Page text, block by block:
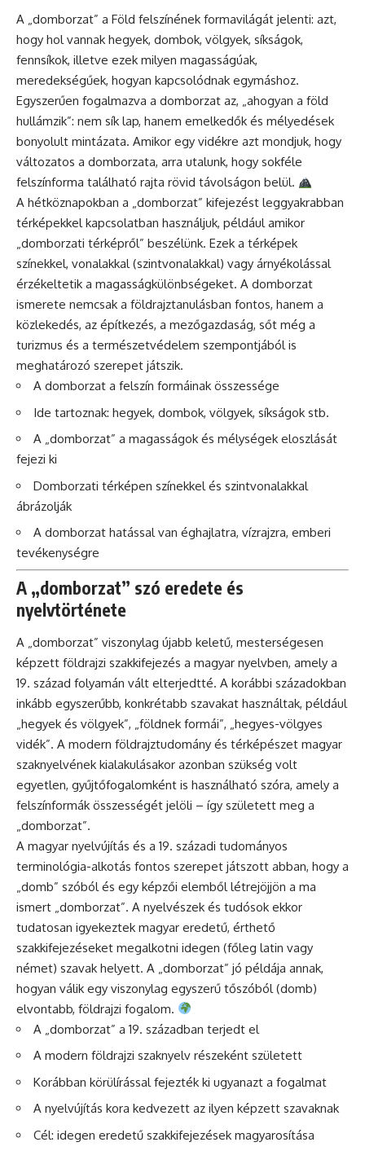
A „domborzat” a Föld felszínének formavilágát jelenti: azt,
hogy hol vannak hegyek, dombok, völgyek, síkságok,
fennsíkok, illetve ezek milyen magasságúak,
meredekségűek, hogyan kapcsolódnak egymáshoz.
Egyszerűen fogalmazva a domborzat az, „ahogyan a föld
hullámzik”: nem sík lap, hanem emelkedők és mélyedések
bonyolult mintázata. Amikor egy vidékre azt mondjuk, hogy
változatos a domborzata, arra utalunk, hogy sokféle
felszínforma található rajta rövid távolságon belül.
A hétköznapokban a „domborzat” kifejezést leggyakrabban
térképekkel kapcsolatban használjuk, például amikor
„domborzati térképről” beszélünk. Ezek a térképek
színekkel, vonalakkal (szintvonalakkal) vagy árnyékolással
érzékeltetik a magasságkülönbségeket. A domborzat
ismerete nemcsak a földrajztanulásban fontos, hanem a
közlekedés, az építkezés, a mezőgazdaság, sőt még a
turizmus és a természetvédelem szempontjából is
meghatározó szerepet játszik.
A domborzat a felszín formáinak összessége
Ide tartoznak: hegyek, dombok, völgyek, síkságok stb.
A „domborzat” a magasságok és mélységek eloszlását
fejezi ki
Domborzati térképen színekkel és szintvonalakkal
ábrázolják
A domborzat hatással van éghajlatra, vízrajzra, emberi
tevékenységre
A „domborzat” szó eredete és
nyelvtörténete
A „domborzat” viszonylag újabb keletű, mesterségesen
képzett földrajzi szakkifejezés a magyar nyelvben, amely a
19. század folyamán vált elterjedtté. A korábbi századokban
inkább egyszerűbb, konkrétabb szavakat használtak, például
„hegyek és völgyek”, „földnek formái”, „hegyes-völgyes
vidék”. A modern földrajztudomány és térképészet magyar
szaknyelvének kialakulásakor azonban szükség volt
egyetlen, gyűjtőfogalomként is használható szóra, amely a
felszínformák összességét jelöli – így született meg a
„domborzat”.
A magyar nyelvújítás és a 19. századi tudományos
terminológia-alkotás fontos szerepet játszott abban, hogy a
„domb” szóból és egy képzői elemből létrejöjjön a ma
ismert „domborzat”. A nyelvészek és tudósok ekkor
tudatosan igyekeztek magyar eredetű, érthető
szakkifejezéseket megalkotni idegen (főleg latin vagy
német) szavak helyett. A „domborzat” jó példája annak,
hogyan válik egy viszonylag egyszerű tőszóból (domb)
elvontabb, földrajzi fogalom.
A „domborzat” a 19. században terjedt el
A modern földrajzi szaknyelv részeként született
Korábban körülírással fejezték ki ugyanazt a fogalmat
A nyelvújítás kora kedvezett az ilyen képzett szavaknak
Cél: idegen eredetű szakkifejezések magyarosítása